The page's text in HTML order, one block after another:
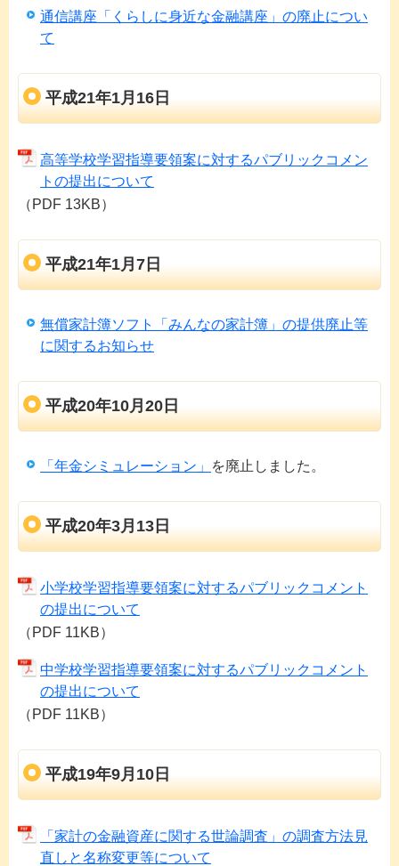
通信講座「くらしに身近な金融講座」の廃止につい
て
平成21年1月16日
高等学校学習指導要領案に対するパブリックコメン
トの提出について
（PDF 13KB）
平成21年1月7日
無償家計簿ソフト「みんなの家計簿」の提供廃止等
に関するお知らせ
平成20年10月20日
「年金シミュレーション」 を廃止しました。
平成20年3月13日
小学校学習指導要領案に対するパブリックコメント
の提出について
（PDF 11KB）
中学校学習指導要領案に対するパブリックコメント
の提出について
（PDF 11KB）
平成19年9月10日
「家計の金融資産に関する世論調査」の調査方法見
直しと名称変更等について